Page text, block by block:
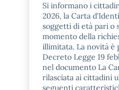
Si informano i
2026, la Carta
soggetti di età pari o
momento della
illimitata. La novità è
Decreto Legge 19
nel documento La
rilasciata ai cittadini
seguenti